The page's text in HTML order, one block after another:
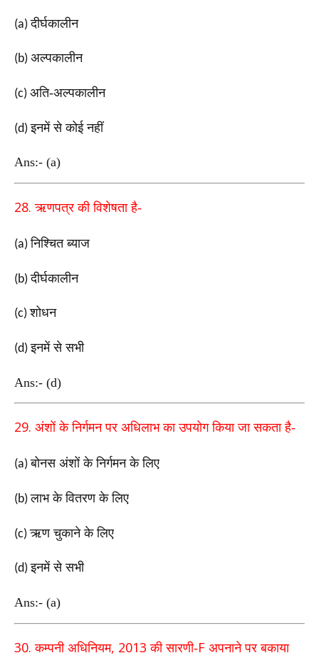
(a)दीर्घकालीन
(b) अल्पकालीन
(c) अति-अल्पकालीन
(d)इनमें से कोई नहीं
Ans:- (a)
28.ऋणपत्र की विशेषता है-
(a)निश्चित ब्याज
(b)दीर्घकालीन
(c)शोधन
(d)इनमें से सभी
Ans:- (d)
29. अंशों के निर्गमन पर अधिलाभ का उपयोग किया जा सकता है-
(a)बोनस अंशों के निर्गमन के लिए
(b)लाभ के वितरण के लिए
(c)ऋण चुकाने के लिए
(d)इनमें से सभी
Ans:- (a)
30.कम्पनी अधिनियम, 2013 की सारणी-F अपनाने पर बकाया